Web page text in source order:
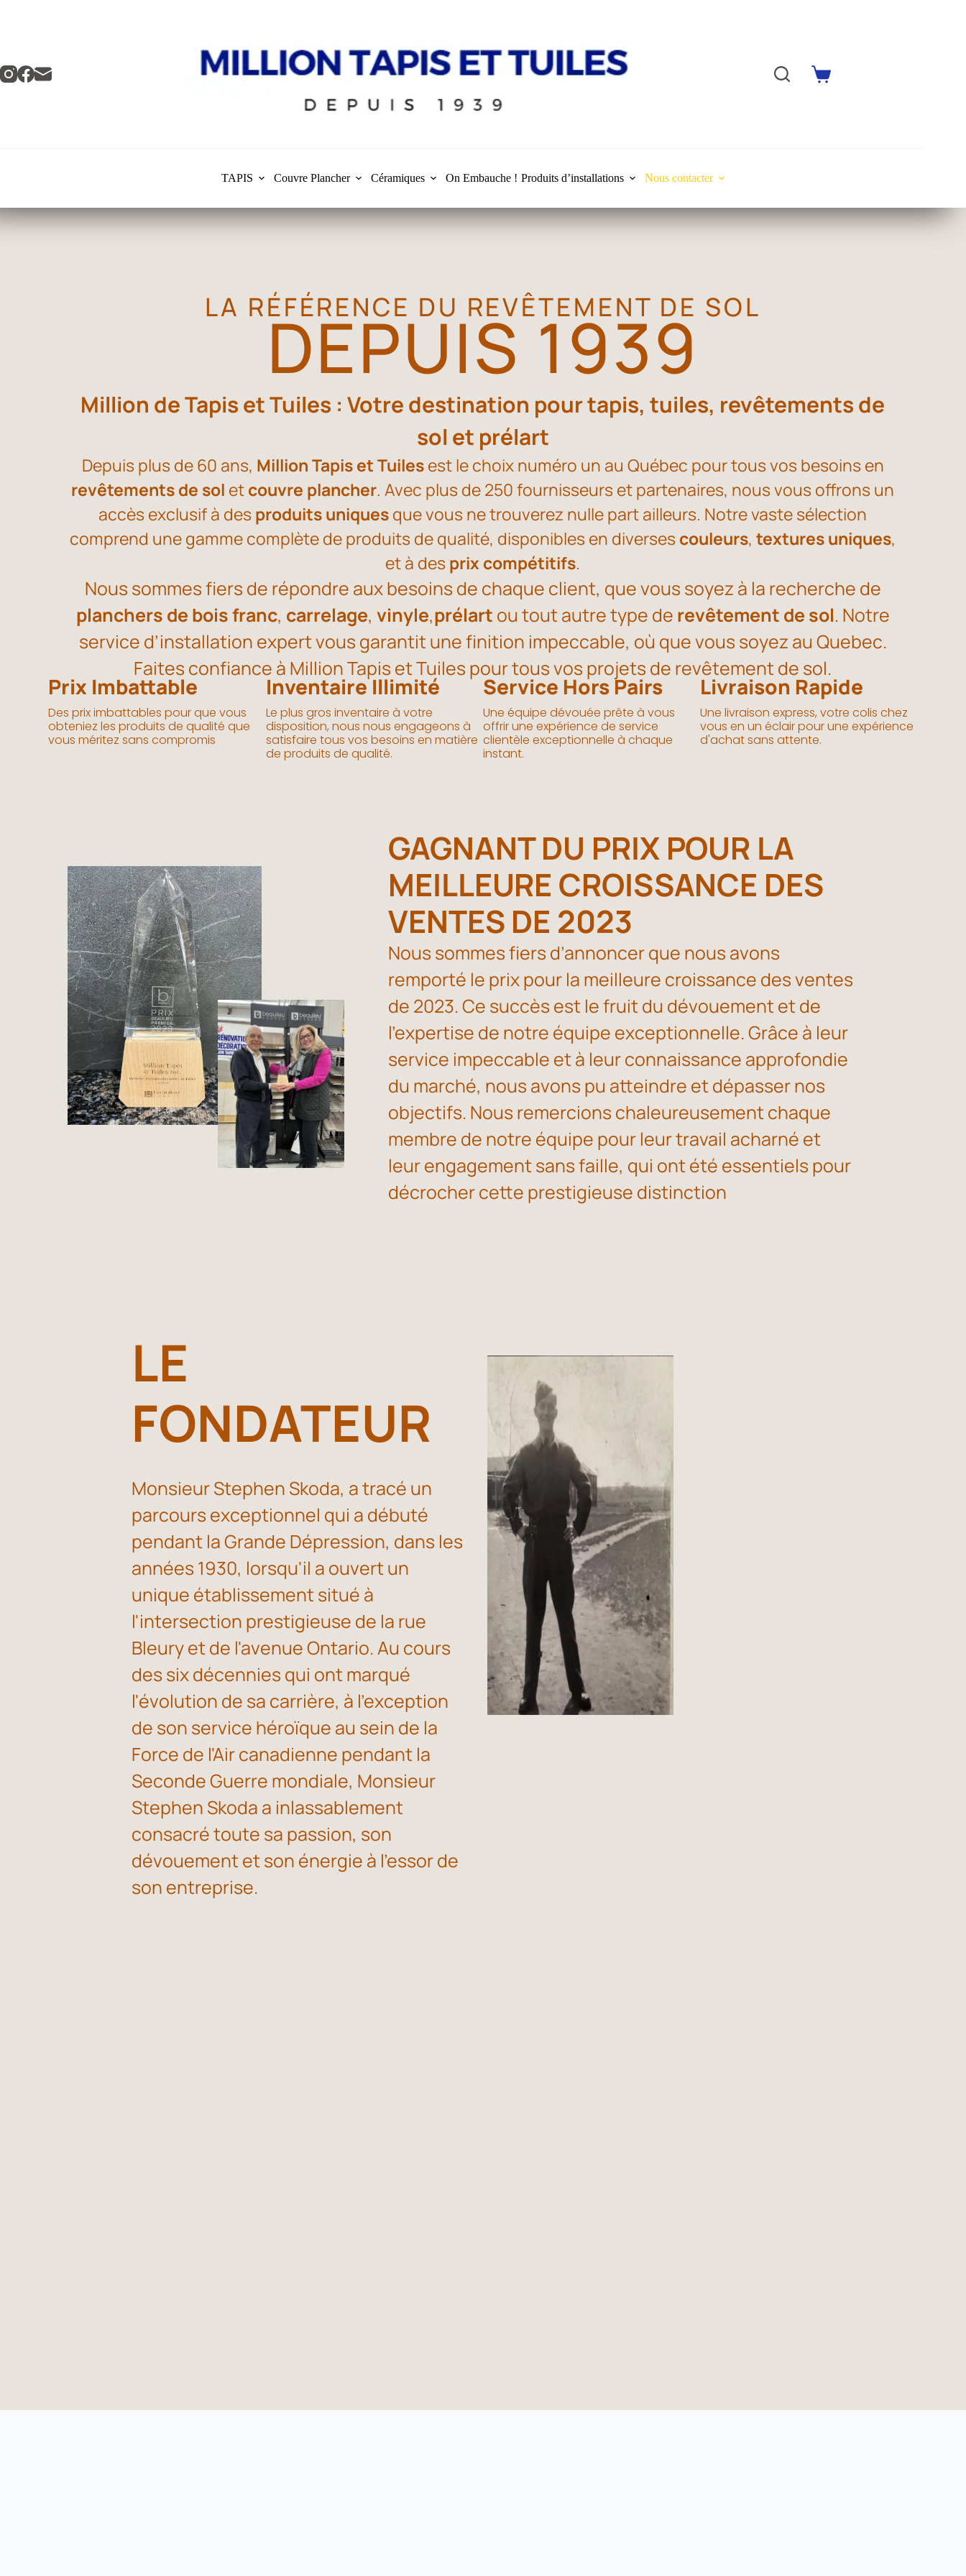
TAPIS Couvre Plancher Céramiques On Embauche ! Produits d’installations Nous contacter
LA RÉFÉRENCE DU REVÊTEMENT DE SOL
DEPUIS 1939
Million de Tapis et Tuiles : Votre destination pour tapis, tuiles, revêtements de
sol et prélart
Depuis plus de 60 ans, Million Tapis et Tuilesest le choix numéro un au Québec pour tous vos besoins en
revêtements de sol etcouvre plancher. Avec plus de 250 fournisseurs et partenaires, nous vous offrons un
accès exclusif à desproduits uniquesque vous ne trouverez nulle part ailleurs. Notre vaste sélection
comprend une gamme complète de produits de qualité, disponibles en diversescouleurs,textures uniques,
et à desprix compétitifs.
Nous sommes fiers de répondre aux besoins de chaque client, que vous soyez à la recherche de
planchers de bois franc, carrelage, vinyle,prélart ou tout autre type de revêtement de sol. Notre
service d’installation expert vous garantit une finition impeccable, où que vous soyez au Quebec.
Faites confiance à Million Tapis et Tuiles pour tous vos projets de revêtement de sol.
Prix Imbattable
Des prix imbattables pour que vous
obteniez les produits de qualité que
vous méritez sans compromis
Inventaire Illimité
Le plus gros inventaire à votre
disposition, nous nous engageons à
satisfaire tous vos besoins en matière
de produits de qualité.
Service Hors Pairs
Une équipe dévouée prête à vous
offrir une expérience de service
clientèle exceptionnelle à chaque
instant.
Livraison Rapide
Une livraison express, votre colis chez
vous en un éclair pour une expérience
d'achat sans attente.
GAGNANT DU PRIX POUR LA
MEILLEURE CROISSANCE DES
VENTES DE 2023
Nous sommes fiers d’annoncer que nous avons
remporté le prix pour la meilleure croissance des ventes
de 2023. Ce succès est le fruit du dévouement et de
l’expertise de notre équipe exceptionnelle. Grâce à leur
service impeccable et à leur connaissance approfondie
du marché, nous avons pu atteindre et dépasser nos
objectifs. Nous remercions chaleureusement chaque
membre de notre équipe pour leur travail acharné et
leur engagement sans faille, qui ont été essentiels pour
décrocher cette prestigieuse distinction
LE
FONDATEUR
Monsieur Stephen Skoda, a tracé un
parcours exceptionnel qui a débuté
pendant la Grande Dépression, dans les
années 1930, lorsqu'il a ouvert un
unique établissement situé à
l'intersection prestigieuse de la rue
Bleury et de l'avenue Ontario. Au cours
des six décennies qui ont marqué
l'évolution de sa carrière, à l'exception
de son service héroïque au sein de la
Force de l'Air canadienne pendant la
Seconde Guerre mondiale, Monsieur
Stephen Skoda a inlassablement
consacré toute sa passion, son
dévouement et son énergie à l'essor de
son entreprise.